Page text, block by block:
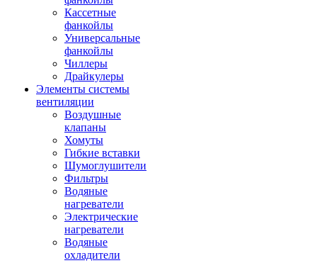
Кассетные
фанкойлы
Универсальные
фанкойлы
Чиллеры
Драйкулеры
Элементы системы
вентиляции
Воздушные
клапаны
Хомуты
Гибкие вставки
Шумоглушители
Фильтры
Водяные
нагреватели
Электрические
нагреватели
Водяные
охладители